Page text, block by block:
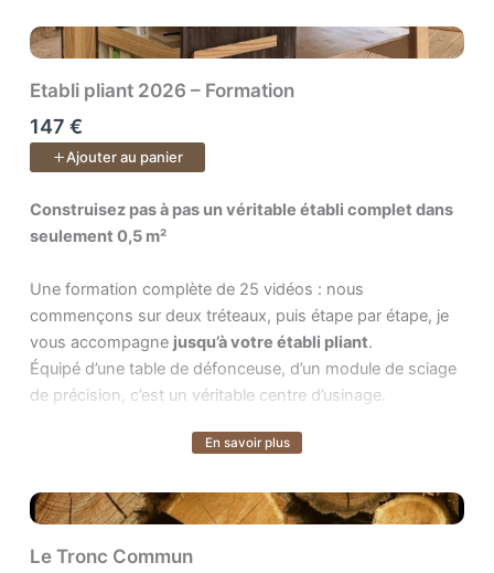
Etabli pliant 2026 – Formation
147 €
Ajouter au panier
Construisez pas à pas un véritable établi complet dans
Construisez pas à pas un véritable établi complet dans
seulement 0,5 m²
Une formation complète de 25 vidéos : nous
commençons sur deux tréteaux, puis étape par étape, je
vous accompagne jusqu’à votre établi pliant.
Équipé d’une table de défonceuse, d’un module de sciage
de précision, c’est un véritable centre d’usinage.
l’espace de formation pour poser vos questions.
En savoir plus
Le Tronc Commun